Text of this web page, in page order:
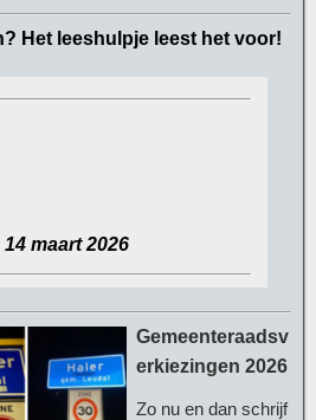
Het leeshulpje leest het voor!
14 maart 2026
Gemeenteraadsv
erkiezingen 2026
Zo nu en dan schrijf